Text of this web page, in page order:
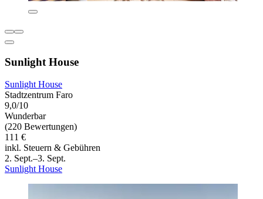
Sunlight House
Sunlight House
Stadtzentrum Faro
9,0/10
Wunderbar
(220 Bewertungen)
111 €
inkl. Steuern & Gebühren
2. Sept.–3. Sept.
Sunlight House